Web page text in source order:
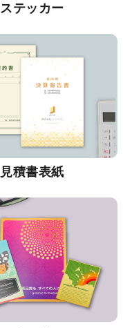
ステッカー
見積書表紙